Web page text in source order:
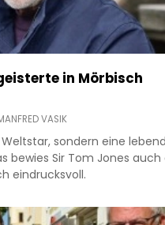
in Mörbisch
VASIK
sondern eine
bewies Sir Tom Jones
eindrucksvoll.